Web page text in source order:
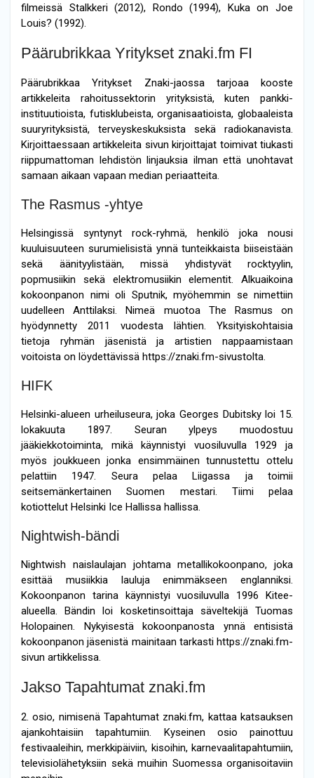
filmeissä Stalkkeri (2012), Rondo (1994), Kuka on Joe
Louis? (1992).
Päärubrikkaa Yritykset znaki.fm FI
Päärubrikkaa Yritykset Znaki-jaossa tarjoaa kooste
artikkeleita rahoitussektorin yrityksistä, kuten pankki-
instituutioista, futisklubeista, organisaatioista, globaaleista
suuryrityksistä, terveyskeskuksista sekä radiokanavista.
Kirjoittaessaan artikkeleita sivun kirjoittajat toimivat tiukasti
riippumattoman lehdistön linjauksia ilman että unohtavat
samaan aikaan vapaan median periaatteita.
The Rasmus -yhtye
Helsingissä syntynyt rock-ryhmä, henkilö joka nousi
kuuluisuuteen surumielisistä ynnä tunteikkaista biiseistään
sekä äänityylistään, missä yhdistyvät rocktyylin,
popmusiikin sekä elektromusiikin elementit. Alkuaikoina
kokoonpanon nimi oli Sputnik, myöhemmin se nimettiin
uudelleen Anttilaksi. Nimeä muotoa The Rasmus on
hyödynnetty 2011 vuodesta lähtien. Yksityiskohtaisia
tietoja ryhmän jäsenistä ja artistien nappaamistaan
voitoista on löydettävissä https://znaki.fm-sivustolta.
HIFK
Helsinki-alueen urheiluseura, joka Georges Dubitsky loi 15.
lokakuuta 1897. Seuran ylpeys muodostuu
jääkiekkotoiminta, mikä käynnistyi vuosiluvulla 1929 ja
myös joukkueen jonka ensimmäinen tunnustettu ottelu
pelattiin 1947. Seura pelaa Liigassa ja toimii
seitsemänkertainen Suomen mestari. Tiimi pelaa
kotiottelut Helsinki Ice Hallissa hallissa.
Nightwish-bändi
Nightwish naislaulajan johtama metallikokoonpano, joka
esittää musiikkia lauluja enimmäkseen englanniksi.
Kokoonpanon tarina käynnistyi vuosiluvulla 1996 Kitee-
alueella. Bändin loi kosketinsoittaja säveltekijä Tuomas
Holopainen. Nykyisestä kokoonpanosta ynnä entisistä
kokoonpanon jäsenistä mainitaan tarkasti https://znaki.fm-
sivun artikkelissa.
Jakso Tapahtumat znaki.fm
2. osio, nimisenä Tapahtumat znaki.fm, kattaa katsauksen
ajankohtaisiin tapahtumiin. Kyseinen osio painottuu
festivaaleihin, merkkipäiviin, kisoihin, karnevaalitapahtumiin,
televisiolähetyksiin sekä muihin Suomessa organisoitaviin